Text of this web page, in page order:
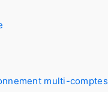
multi-comptes